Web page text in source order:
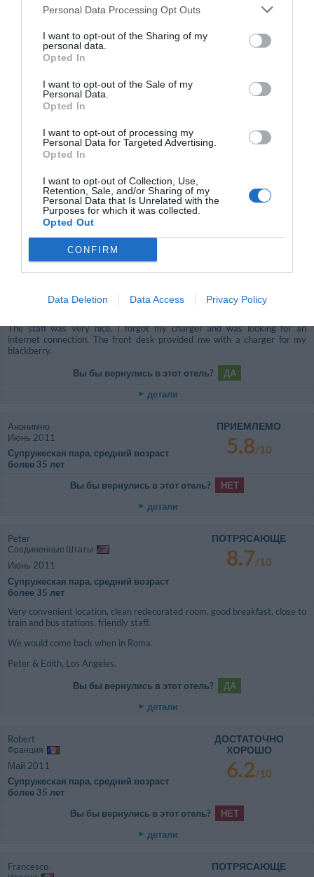
Personal Data Processing Opt Outs
I want to opt-out of the Sharing of my
personal data.
Opted In
I want to opt-out of the Sale of my
Personal Data.
Opted In
I want to opt-out of processing my
Personal Data for Targeted Advertising.
Opted In
I want to opt-out of Collection, Use,
Retention, Sale, and/or Sharing of my
Personal Data that Is Unrelated with the
Purposes for which it was collected.
Opted Out
CONFIRM
Data Deletion Data Access Privacy Policy
eingerichtet und mit Blick zur Straße. Es geht also auch anders, wenn man
verhandelt. Ansonsten hatten wir eigentlich keine Probleme. Der Mann am
man rund um den Termini günstig und gut essen kann. Das
Frühstücksbuffet war reichhaltig und gut. Ich denke, ich würde wieder ins
Hotel Fiamma.
Вы бы вернулись в этот отель?
Испания
Супружеская пара, средний возраст
более 35 лет
ПОТРЯСАЮЩЕ
Вы бы вернулись в этот отель?
The staff was very nice. I forgot my charger and was looking for an
internet connection. The front desk provided me with a charger for my
blackberry.
Вы бы вернулись в этот отель?
ДА
детали
Анонимно
Июнь 2011
Супружеская пара, средний возраст
более 35 лет
ПРИЕМЛЕМО
5.8/10
Вы бы вернулись в этот отель?
НЕТ
детали
Peter
Соединенные Штаты
Июнь 2011
Супружеская пара, средний возраст
более 35 лет
ПОТРЯСАЮЩЕ
8.7/10
Very convenient location, clean redecorated room, good breakfast, close to
train and bus stations, friendly staff.
We would come back when in Roma.
Peter & Edith, Los Angeles.
Вы бы вернулись в этот отель?
ДА
детали
Robert
Франция
Май 2011
Супружеская пара, средний возраст
более 35 лет
ДОСТАТОЧНО
ХОРОШО
6.2/10
Вы бы вернулись в этот отель?
НЕТ
детали
Francesco ПОТРЯСАЮЩЕ